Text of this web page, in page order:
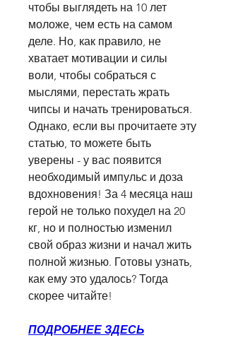
чтобы выглядеть на 10 лет
моложе, чем есть на самом
деле. Но, как правило, не
хватает мотивации и силы
воли, чтобы собраться с
мыслями, перестать жрать
чипсы и начать тренироваться.
Однако, если вы прочитаете эту
статью, то можете быть
уверены - у вас появится
необходимый импульс и доза
вдохновения! За 4 месяца наш
герой не только похудел на 20
кг, но и полностью изменил
свой образ жизни и начал жить
полной жизнью. Готовы узнать,
как ему это удалось? Тогда
скорее читайте!
ПОДРОБНЕЕ ЗДЕСЬ